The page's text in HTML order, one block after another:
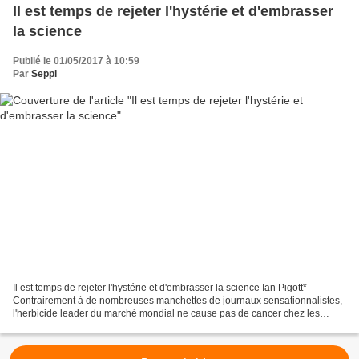
Il est temps de rejeter l'hystérie et d'embrasser
la science
Publié le 01/05/2017 à 10:59
Par Seppi
Il est temps de rejeter l'hystérie et d'embrasser la science Ian Pigott*
Contrairement à de nombreuses manchettes de journaux sensationnalistes,
l'herbicide leader du marché mondial ne cause pas de cancer chez les